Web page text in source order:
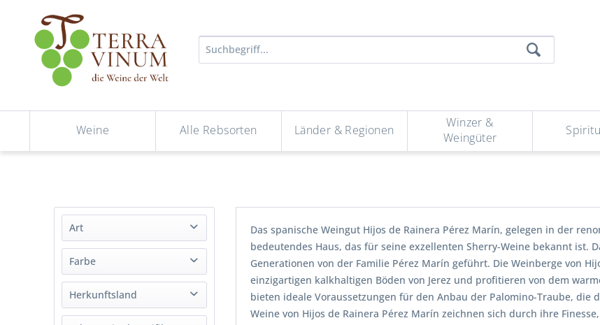
Weine Alle Rebsorten Länder & Regionen
Winzer &
Weingüter
Art
Südwein
Farbe
Weiß
Herkunftsland
Das spanische Weingut Hijos de Rainera Pérez Marín, gelegen in der
bedeutendes Haus, das für seine exzellenten Sherry-Weine bekannt ist.
Generationen von der Familie Pérez Marín geführt. Die Weinberge von
einzigartigen kalkhaltigen Böden von Jerez und profitieren von dem
bieten ideale Voraussetzungen für den Anbau der Palomino-Traube,
Weine von Hijos de Rainera Pérez Marín zeichnen sich durch ihre